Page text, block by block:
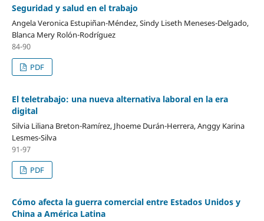
Seguridad y salud en el trabajo
Angela Veronica Estupiñan-Méndez, Sindy Liseth Meneses-Delgado,
Blanca Mery Rolón-Rodríguez
84-90
PDF
El teletrabajo: una nueva alternativa laboral en la era
digital
Silvia Liliana Breton-Ramírez, Jhoeme Durán-Herrera, Anggy Karina
Lesmes-Silva
91-97
PDF
Cómo afecta la guerra comercial entre Estados Unidos y
China a América Latina